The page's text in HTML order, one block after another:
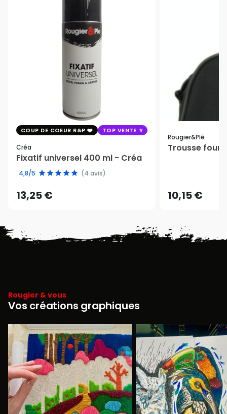
COUP DE COEUR R&P TOP VENTE
Créa
Fixatif universel 400 ml - Créa
4,8/5 (4 avis)
13,25 €
Rougier&plé
Trousse
10,15 €
Rougier & vous
Vos créations graphiques